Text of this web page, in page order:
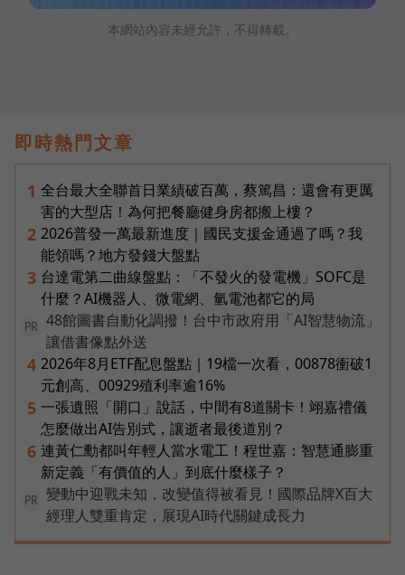
本網站內容未經允許，不得轉載。
即時熱門文章
1 全台最大全聯首日業績破百萬，蔡篤昌：還會有更厲
害的大型店！為何把餐廳健身房都搬上樓？
2 2026普發一萬最新進度｜國民支援金通過了嗎？我
能領嗎？地方發錢大盤點
3 台達電第二曲線盤點：「不發火的發電機」SOFC是
什麼？AI機器人、微電網、氫電池都它的局
PR
48館圖書自動化調撥！台中市政府用「AI智慧物流」
讓借書像點外送
4 2026年8月ETF配息盤點｜19檔一次看，00878衝破1
元創高、00929殖利率逾16%
5 一張遺照「開口」說話，中間有8道關卡！翊嘉禮儀
怎麼做出AI告別式，讓逝者最後道別？
6 連黃仁勳都叫年輕人當水電工！程世嘉：智慧通膨重
新定義「有價值的人」到底什麼樣子？
PR
變動中迎戰未知，改變值得被看見！國際品牌X百大
經理人雙重肯定，展現AI時代關鍵成長力